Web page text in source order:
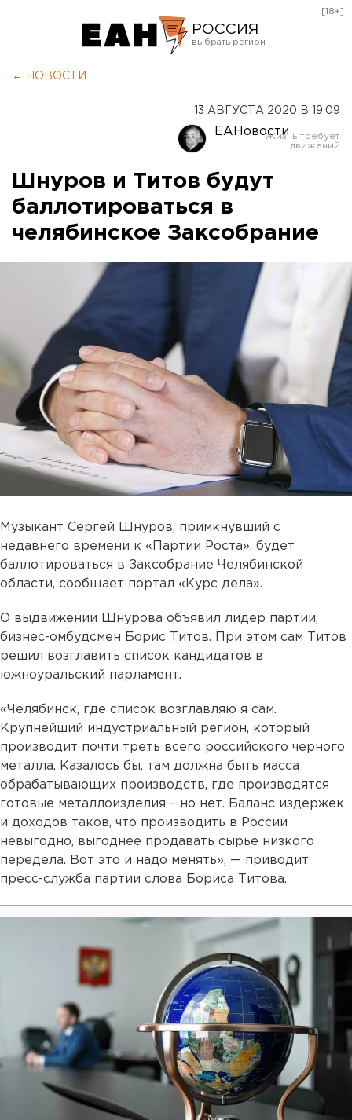
РОССИЯ
Оренбург
[18+]
← НОВОСТИ
13 АВГУСТА 2020 В 19:09
ЕАНовости
Шнуров и Титов будут
баллотироваться в
челябинское Заксобрание
Музыкант Сергей Шнуров, примкнувший с
недавнего времени к «Партии Роста», будет
баллотироваться в Заксобрание Челябинской
области, сообщает портал «Курс дела».
О выдвижении Шнурова объявил лидер партии,
бизнес-омбудсмен Борис Титов. При этом сам Титов
решил возглавить список кандидатов в
южноуральский парламент.
«Челябинск, где список возглавляю я сам.
Крупнейший индустриальный регион, который
производит почти треть всего российского черного
металла. Казалось бы, там должна быть масса
обрабатывающих производств, где производятся
готовые металлоизделия – но нет. Баланс издержек
и доходов таков, что производить в России
невыгодно, выгоднее продавать сырье низкого
передела. Вот это и надо менять», — приводит
пресс-служба партии слова Бориса Титова.